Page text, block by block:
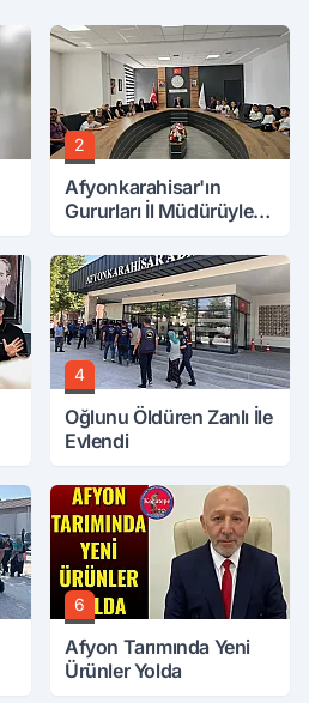
2
Afyonkarahisar'ın
Gururları İl Müdürüyle
4
Oğlunu Öldüren Zanlı İle
Evlendi
6
Afyon Tarımında Yeni
Ürünler Yolda